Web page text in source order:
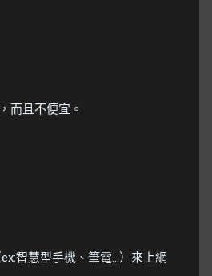
，而且不便宜。
智慧型手機、筆電...）來上網